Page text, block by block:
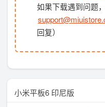
如果下载遇到问题
回复）
小米平板6 印尼版